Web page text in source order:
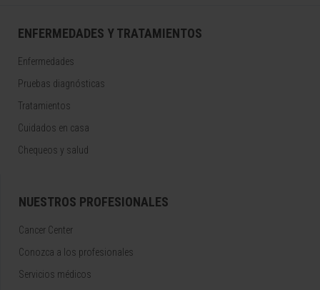
ENFERMEDADES Y TRATAMIENTOS
Enfermedades
Pruebas diagnósticas
Tratamientos
Cuidados en casa
Chequeos y salud
NUESTROS PROFESIONALES
Cancer Center
Conozca a los profesionales
Servicios médicos